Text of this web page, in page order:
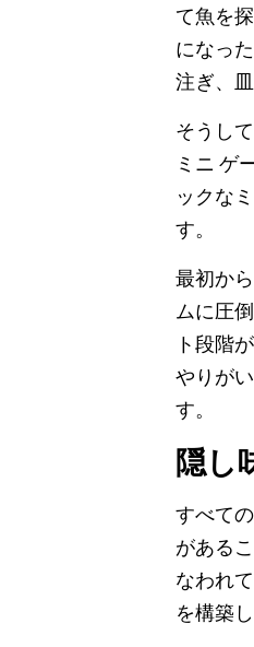
て魚を
になっ
注ぎ、
そうし
ミニ ゲ
ックな
す。
最初か
ムに圧
ト段階
やりが
す。
隠し
すべて
がある
なわれ
を構築